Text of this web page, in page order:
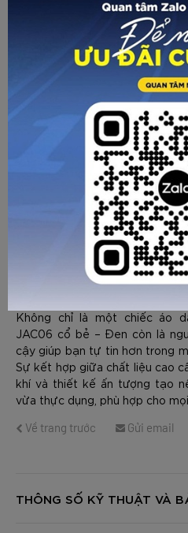
Phiên bản màu đen mang đến
trọng nhưng vẫn đầy tính thể
đồ và phù hợp với nhiều độ
chuyên nghiệp lẫn luyện tập
lông, tennis, chạy bộ hay tập
Không chỉ là một chiếc áo
JAC06 cổ bẻ – Đen còn là
cậy giúp bạn tự tin hơn trong
Sự kết hợp giữa chất liệu cao
khí và thiết kế ấn tượng tạo
vừa thực dụng, phù hợp cho
Về trang trước
Gửi email
THÔNG SỐ KỸ THUẬT VÀ
GỬI TƯ VẤN